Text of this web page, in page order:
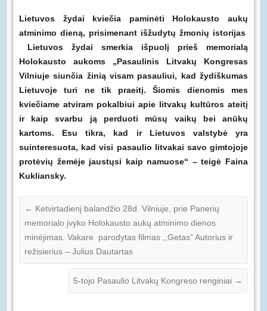
Lietuvos žydai kviečia paminėti Holokausto aukų
atminimo dieną, prisimenant išžudytų žmonių istorijas
Lietuvos žydai smerkia išpuolį prieš memorialą
Holokausto aukoms „Pasaulinis Litvakų Kongresas
Vilniuje siunčia žinią visam pasauliui, kad žydiškumas
Lietuvoje turi ne tik praeitį. Šiomis dienomis mes
kviečiame atviram pokalbiui apie litvakų kultūros ateitį
ir kaip svarbu ją perduoti mūsų vaikų bei anūkų
kartoms. Esu tikra, kad ir Lietuvos valstybė yra
suinteresuota, kad visi pasaulio litvakai savo gimtojoje
protėvių žemėje jaustųsi kaip namuose“ – teigė Faina
Kukliansky.
← Ketvirtadienį balandžio 28d. Vilniuje, prie Panerių
memorialo įvyko Holokausto aukų atminimo dienos
minėjimas. Vakare parodytas filmas ,,Getas“ Autorius ir
režisierius – Julius Dautartas
5-tojo Pasaulio Litvakų Kongreso renginiai →